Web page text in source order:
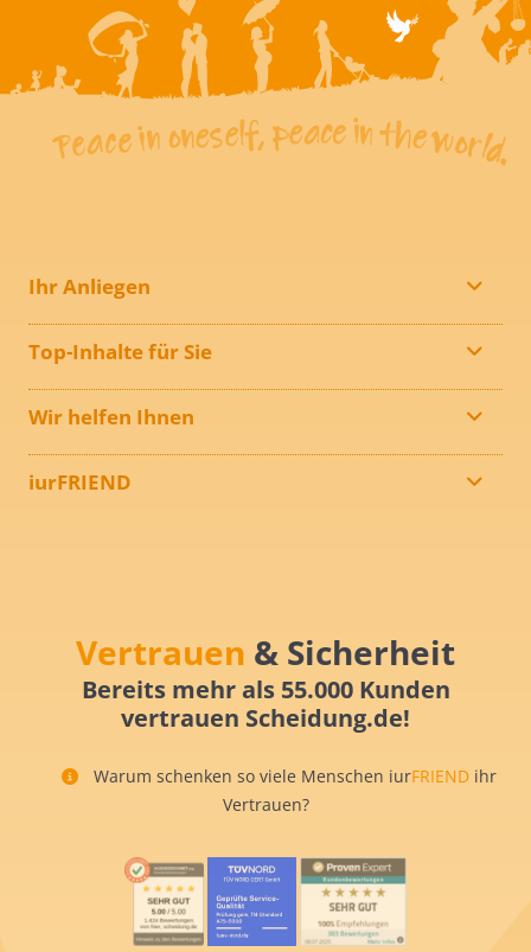
Ihr Anliegen
Top-Inhalte für Sie
Wir helfen Ihnen
iurFRIEND
Vertrauen & Sicherheit
Bereits mehr als 55.000 Kunden
vertrauen Scheidung.de!
Warum schenken so viele Menschen iurFRIEND ihr
Vertrauen?